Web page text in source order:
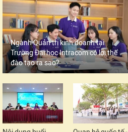
Ngành Quản trị kinh doanh tại
Trường Đại học Intracom có lợi thế
đào tạo ra sao?